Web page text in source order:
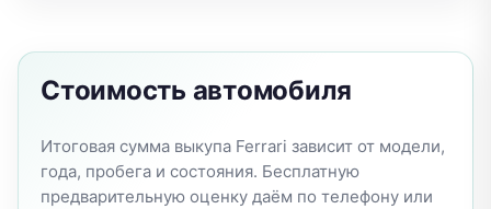
Стоимость автомобиля
Итоговая сумма выкупа Ferrari зависит от модели,
года, пробега и состояния. Бесплатную
предварительную оценку даём по телефону или